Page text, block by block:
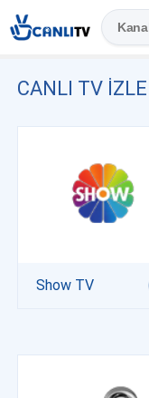
CANLI TV IZLE
Show TV